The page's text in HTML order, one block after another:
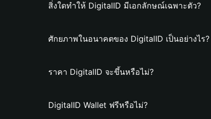
สิ่งใดทำให้ DigitalID มีเอกลักษณ์เฉพาะตัว?
ศักยภาพในอนาคตของ DigitalID เป็นอย่างไร?
ราคา DigitalID จะขึ้นหรือไม่?
DigitalID Wallet ฟรีหรือไม่?